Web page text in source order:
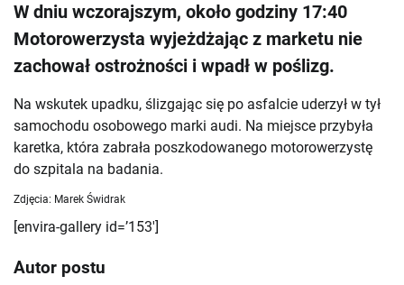
W dniu wczorajszym, około godziny 17:40
Motorowerzysta wyjeżdżając z marketu nie
zachował ostrożności i wpadł w poślizg.
Na wskutek upadku, ślizgając się po asfalcie uderzył w tył
samochodu osobowego marki audi. Na miejsce przybyła
karetka, która zabrała poszkodowanego motorowerzystę
do szpitala na badania.
Zdjęcia: Marek Świdrak
[envira-gallery id=’153′]
Autor postu